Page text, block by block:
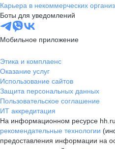
Карьера в некоммерческих
Боты для уведомлений
Мобильное приложение
Этика и комплаенс
Оказание услуг
Использование сайтов
Защита персональных данных
Пользовательское соглашение
ИТ аккредитация
На информационном ресурсе hh.ru
рекомендательные технологии
предоставления информации на